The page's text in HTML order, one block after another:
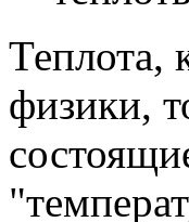
Теплота,
физики,